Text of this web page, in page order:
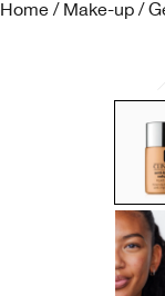
Home / Make-up /